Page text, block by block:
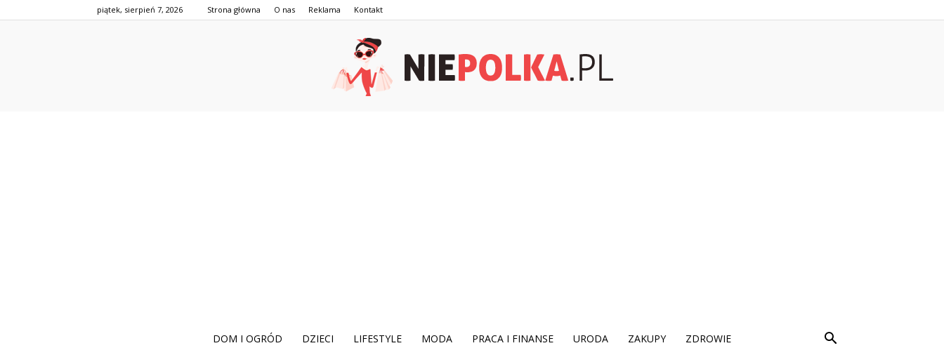
piątek, sierpień 7, 2026 Strona główna O nas Reklama Kontakt
DOM I OGRÓD DZIECI LIFESTYLE MODA PRACA I FINANSE URODA ZAKUPY ZDROWIE